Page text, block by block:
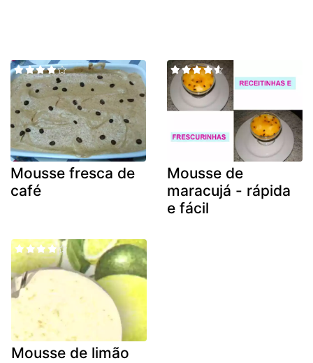
Mousse fresca de
café
Mousse de
maracujá - rápida
e fácil
Mousse de limão